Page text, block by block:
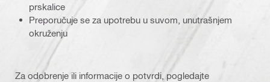
prskalice
Preporučuje se za upotrebu u suvom, unutrašnjem
okruženju
Za odobrenje ili informacije o potvrdi, pogledajte